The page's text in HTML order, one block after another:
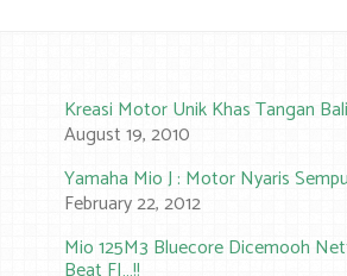
Kreasi Motor Unik Khas Tangan
August 19, 2010
Yamaha Mio J : Motor Nyaris
February 22, 2012
Mio 125M3 Bluecore Dicemooh